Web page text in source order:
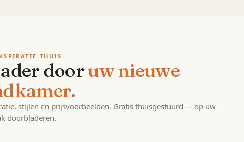
THUIS
dooruw nieuwe
stijlen en prijsvoorbeelden. Gratis thuisgestuurd — op uw
doorbladeren.